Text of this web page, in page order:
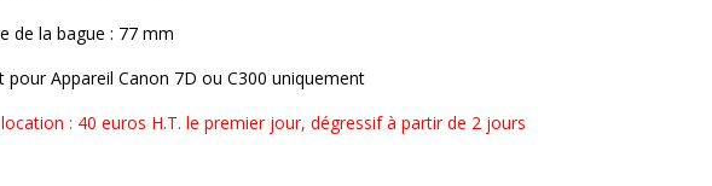
de la bague : 77 mm
pour Appareil Canon 7D ou C300 uniquement
: 40 euros H.T. le premier jour, dégressif à partir de 2 jours